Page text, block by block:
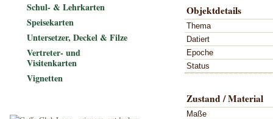
Objektdetails
Thema
Datiert
Epoche
Status
Zustand / Material
Maße
Schul- & Lehrkarten
Speisekarten
Untersetzer, Deckel & Filze
Vertreter- und
Visitenkarten
Vignetten